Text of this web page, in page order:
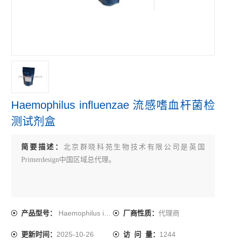
Haemophilus influenzae 流感嗜血杆菌检
测试剂盒
简要描述： 北京群晓科苑生物技术有限公司是英国
Primerdesign中国区域总代理。
产品型号： Haemophilus influenzae 厂商性质： 代理商
更新时间：2025-10-26 访 问 量： 1244